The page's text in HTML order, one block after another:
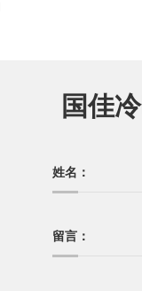
国佳
姓名：
留言：